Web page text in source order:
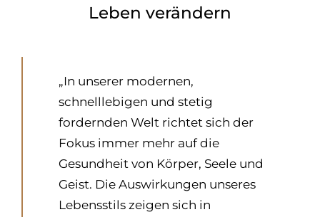
Leben verändern
„In unserer modernen,
schnelllebigen und stetig
fordernden Welt richtet sich der
Fokus immer mehr auf die
Gesundheit von Körper, Seele und
Geist. Die Auswirkungen unseres
Lebensstils zeigen sich in